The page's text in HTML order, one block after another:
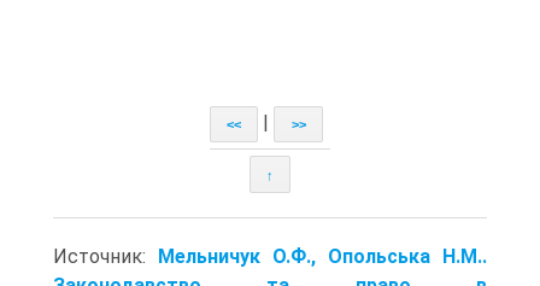
<< >>
↑
Источник: Мельничук О.Ф., Опольська Н.М..